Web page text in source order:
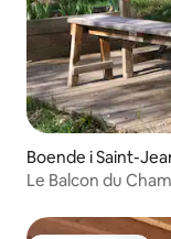
Boende i Saint-
Le Balcon du